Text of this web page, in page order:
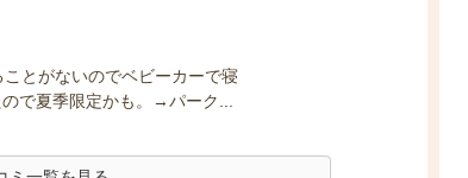
とがないのでベビーカーで寝
で夏季限定かも。→パーク...